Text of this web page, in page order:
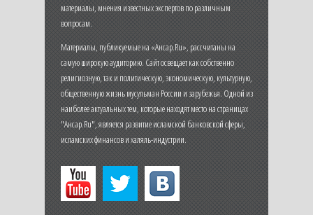
материалы, мнения известных экспертов по различным
вопросам.
Материалы, публикуемые на «Ансар.Ru», рассчитаны на
самую широкую аудиторию. Сайт освещает как собственно
религиозную, так и политическую, экономическую, культурную,
общественную жизнь мусульман России и зарубежья. Одной из
наиболее актуальных тем, которые находят место на страницах
"Ансар.Ru", является развитие исламской банковской сферы,
исламских финансов и халяль-индустрии.